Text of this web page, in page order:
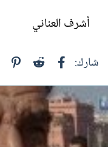
أشرف العناني
شارك: فيسبوك Reddit